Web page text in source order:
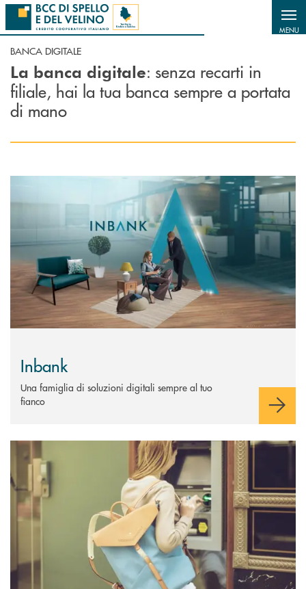
Salta al contenuto principale
MENU
BANCA DIGITALE
La banca digitale: senza recarti in
filiale, hai la tua banca sempre a portata
di mano
Inbank
Una famiglia di soluzioni digitali sempre al tuo
fianco
Scopri di più Atm